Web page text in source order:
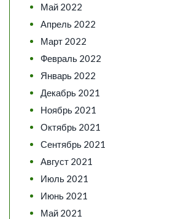
Май 2022
Апрель 2022
Март 2022
Февраль 2022
Январь 2022
Декабрь 2021
Ноябрь 2021
Октябрь 2021
Сентябрь 2021
Август 2021
Июль 2021
Июнь 2021
Май 2021